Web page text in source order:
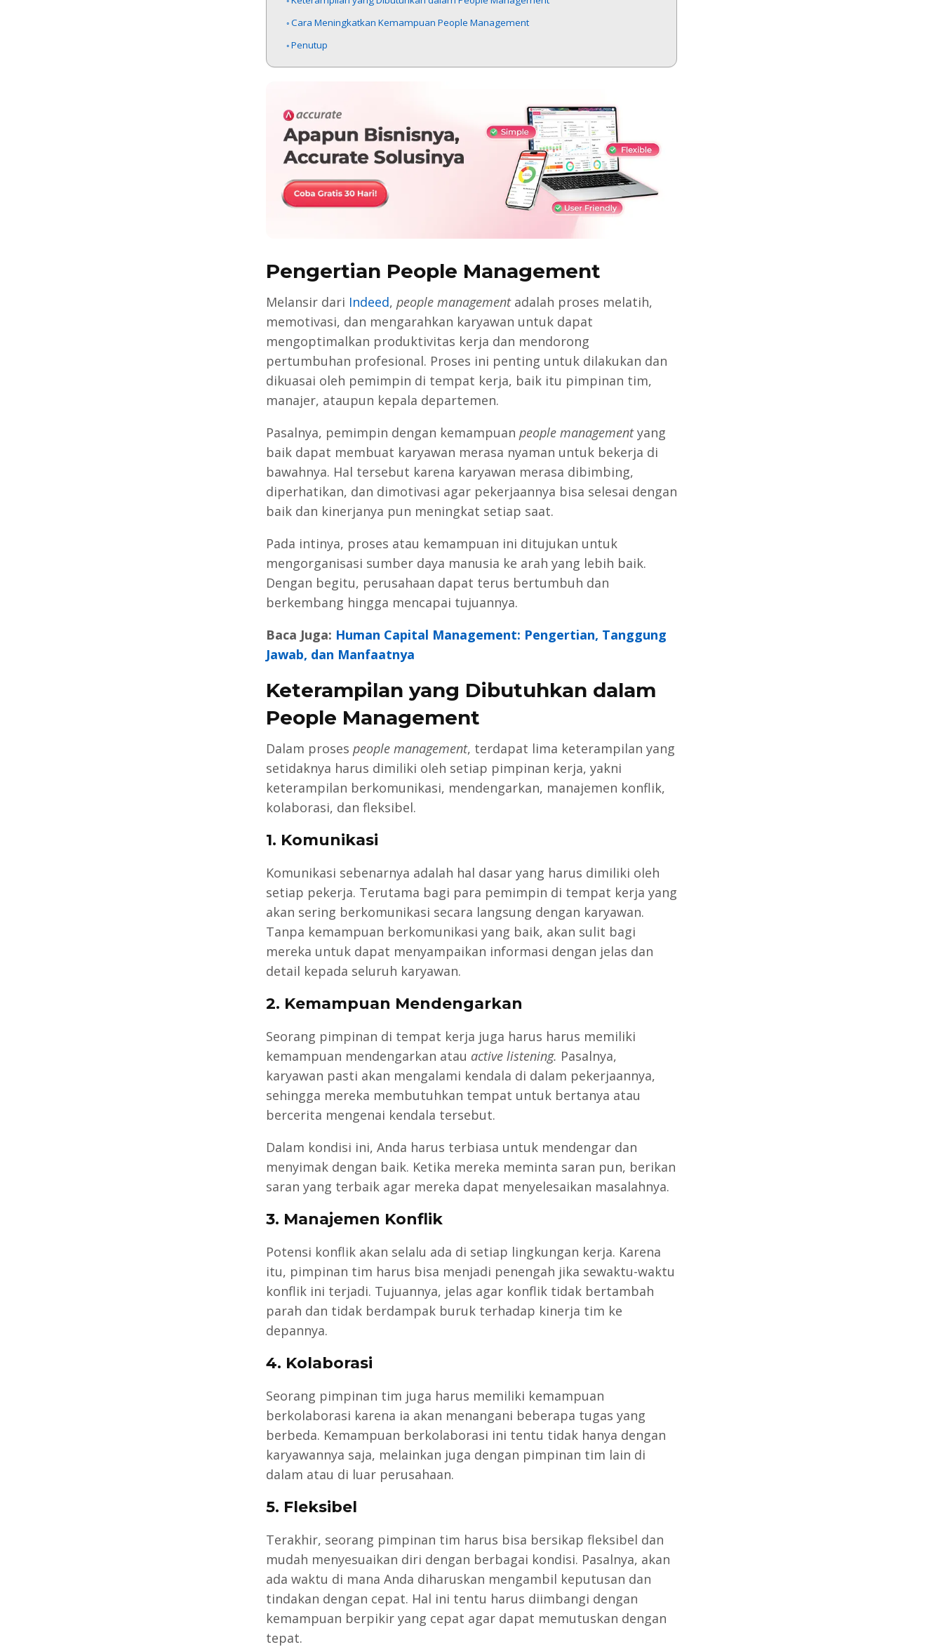
Cara Meningkatkan Kemampuan People Management
Penutup
Pengertian People Management
Melansir dari Indeed, people managementadalah proses melatih,
memotivasi, dan mengarahkan karyawan untuk dapat
mengoptimalkan produktivitas kerja dan mendorong
pertumbuhan profesional. Proses ini penting untuk dilakukan dan
dikuasai oleh pemimpin di tempat kerja, baik itu pimpinan tim,
manajer, ataupun kepala departemen.
Pasalnya, pemimpin dengan kemampuan people managementyang
baik dapat membuat karyawan merasa nyaman untuk bekerja di
bawahnya. Hal tersebut karena karyawan merasa dibimbing,
diperhatikan, dan dimotivasi agar pekerjaannya bisa selesai dengan
baik dan kinerjanya pun meningkat setiap saat.
Pada intinya, proses atau kemampuan ini ditujukan untuk
mengorganisasi sumber daya manusia ke arah yang lebih baik.
Dengan begitu, perusahaan dapat terus bertumbuh dan
berkembang hingga mencapai tujuannya.
Baca Juga: Human Capital Management: Pengertian, Tanggung
Jawab, dan Manfaatnya
Keterampilan yang Dibutuhkan dalam
People Management
Dalam proses people management, terdapat lima keterampilan yang
setidaknya harus dimiliki oleh setiap pimpinan kerja, yakni
keterampilan berkomunikasi, mendengarkan, manajemen konflik,
kolaborasi, dan fleksibel.
1. Komunikasi
Komunikasi sebenarnya adalah hal dasar yang harus dimiliki oleh
setiap pekerja. Terutama bagi para pemimpin di tempat kerja yang
akan sering berkomunikasi secara langsung dengan karyawan.
Tanpa kemampuan berkomunikasi yang baik, akan sulit bagi
mereka untuk dapat menyampaikan informasi dengan jelas dan
detail kepada seluruh karyawan.
2. Kemampuan Mendengarkan
Seorang pimpinan di tempat kerja juga harus harus memiliki
kemampuan mendengarkan atau active listening. Pasalnya,
karyawan pasti akan mengalami kendala di dalam pekerjaannya,
sehingga mereka membutuhkan tempat untuk bertanya atau
bercerita mengenai kendala tersebut.
Dalam kondisi ini, Anda harus terbiasa untuk mendengar dan
menyimak dengan baik. Ketika mereka meminta saran pun, berikan
saran yang terbaik agar mereka dapat menyelesaikan masalahnya.
3. Manajemen Konflik
Potensi konflik akan selalu ada di setiap lingkungan kerja. Karena
itu, pimpinan tim harus bisa menjadi penengah jika sewaktu-waktu
konflik ini terjadi. Tujuannya, jelas agar konflik tidak bertambah
parah dan tidak berdampak buruk terhadap kinerja tim ke
depannya.
4. Kolaborasi
Seorang pimpinan tim juga harus memiliki kemampuan
berkolaborasi karena ia akan menangani beberapa tugas yang
berbeda. Kemampuan berkolaborasi ini tentu tidak hanya dengan
karyawannya saja, melainkan juga dengan pimpinan tim lain di
dalam atau di luar perusahaan.
5. Fleksibel
Terakhir, seorang pimpinan tim harus bisa bersikap fleksibel dan
mudah menyesuaikan diri dengan berbagai kondisi. Pasalnya, akan
ada waktu di mana Anda diharuskan mengambil keputusan dan
tindakan dengan cepat. Hal ini tentu harus diimbangi dengan
kemampuan berpikir yang cepat agar dapat memutuskan dengan
tepat.